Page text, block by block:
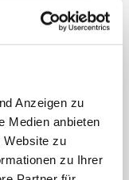
Anzeigen zu
Medien anbieten
Website zu
zu Ihrer
und
BG-Klinik
am
für